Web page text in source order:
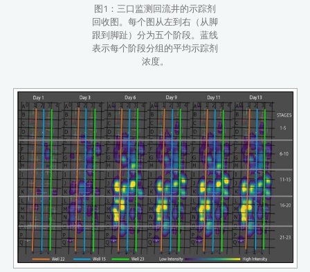
图1：三口监测回流井的示踪剂
回收图。每个图从左到右（从脚
跟到脚趾）分为五个阶段。蓝线
表示每个阶段分组的平均示踪剂
浓度。